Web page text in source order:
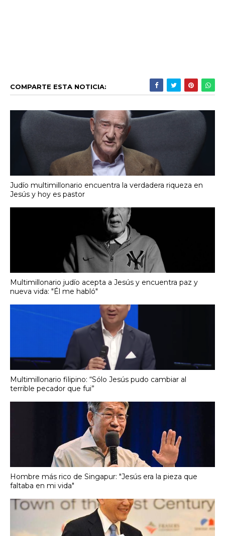
COMPARTE ESTA NOTICIA:
Judío multimillonario encuentra la verdadera riqueza en
Jesús y hoy es pastor
Multimillonario judío acepta a Jesús y encuentra paz y
nueva vida: "Él me habló"
Multimillonario filipino: “Sólo Jesús pudo cambiar al
terrible pecador que fui”
Hombre más rico de Singapur: "Jesús era la pieza que
faltaba en mi vida"